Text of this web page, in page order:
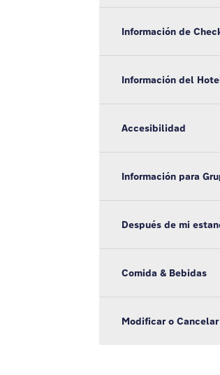
Información de
Información del
Accesibilidad
Información para
Después de mi
Comida & Bebidas
Modificar o